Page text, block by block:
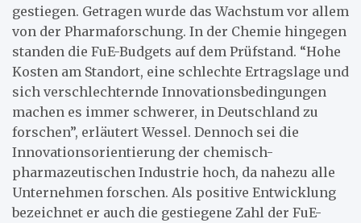
gestiegen. Getragen wurde das Wachstum vor allem
von der Pharmaforschung. In der Chemie hingegen
standen die FuE-Budgets auf dem Prüfstand. “Hohe
Kosten am Standort, eine schlechte Ertragslage und
sich verschlechternde Innovationsbedingungen
machen es immer schwerer, in Deutschland zu
forschen”, erläutert Wessel. Dennoch sei die
Innovationsorientierung der chemisch-
pharmazeutischen Industrie hoch, da nahezu alle
Unternehmen forschen. Als positive Entwicklung
bezeichnet er auch die gestiegene Zahl der FuE-